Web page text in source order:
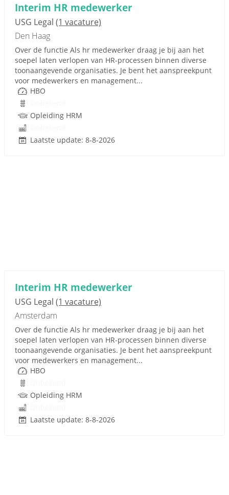
Interim HR medewerker
USG Legal (1 vacature)
Den Haag
Over de functie Als hr medewerker draag je bij aan het
soepel laten verlopen van HR-processen binnen diverse
toonaangevende organisaties. Je bent het aanspreekpunt
voor medewerkers en management...
HBO
Opleiding HRM
Laatste update: 8-8-2026
Interim HR medewerker
USG Legal (1 vacature)
Amsterdam
Over de functie Als hr medewerker draag je bij aan het
soepel laten verlopen van HR-processen binnen diverse
toonaangevende organisaties. Je bent het aanspreekpunt
voor medewerkers en management...
HBO
Opleiding HRM
Laatste update: 8-8-2026